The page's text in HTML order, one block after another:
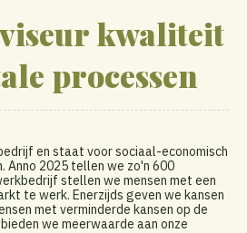
kwaliteit
processen
en staat voor sociaal-economisch
Anno 2025 tellen we zo'n 600
stellen we mensen met een
te werk. Enerzijds geven we kansen
met verminderde kansen op de
we meerwaarde aan onze